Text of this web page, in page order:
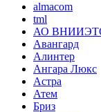
almacom
tml
АО
Авангард
Алинтер
Ангара Люкс
Астра
Атем
Бриз